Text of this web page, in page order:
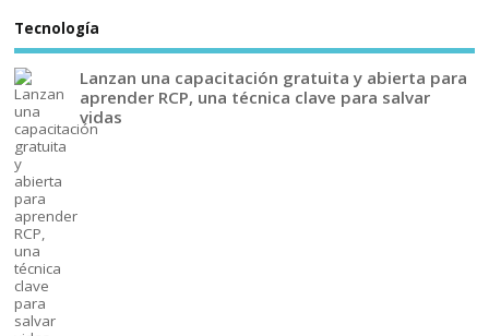
Tecnología
Lanzan una capacitación gratuita y abierta para
aprender RCP, una técnica clave para salvar
vidas